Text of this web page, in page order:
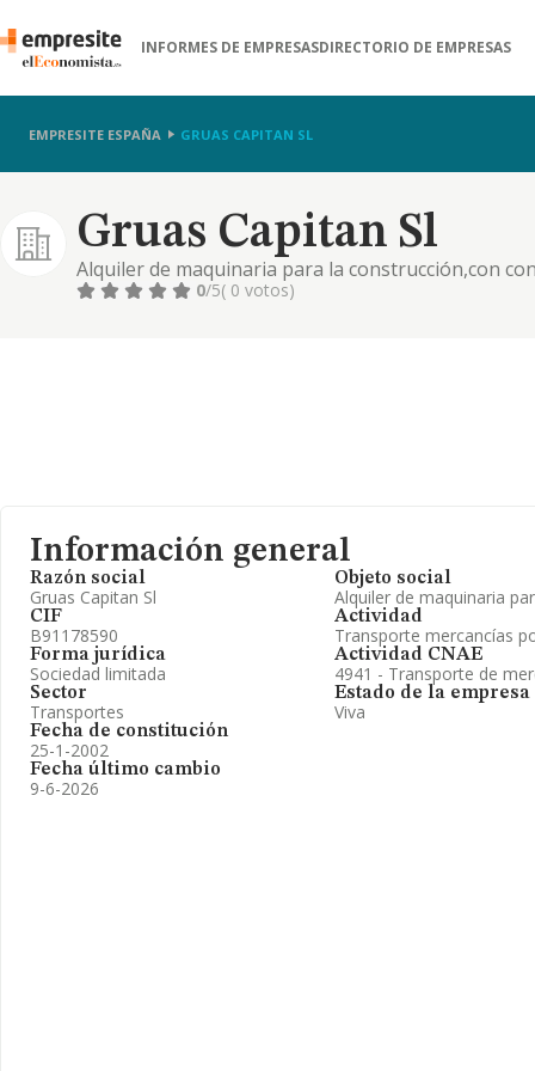
INFORMES DE EMPRESASDIRECTORIO DE EMPRESAS
EMPRESITE ESPAÑA GRUAS CAPITAN SL
Gruas Capitan Sl
Alquiler de maquinaria para la construcción,con
0/5( 0 votos)
Información general
Razón social
Gruas Capitan Sl
CIF
B91178590
Forma jurídica
Sociedad limitada
Sector
Transportes
Fecha de constitución
25-1-2002
Fecha último cambio
9-6-2026
Objeto social
Alquiler de maquinaria
Actividad
Transporte mercancías
Actividad CNAE
4941 - Transporte de
Estado de la empresa
Viva